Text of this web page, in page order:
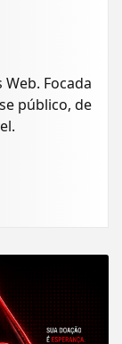
Web. Focada
público, de